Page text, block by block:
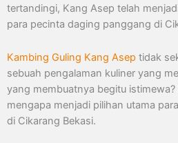
tertandingi, Kang Asep telah
para pecinta daging panggang di
Kambing Guling Kang Asep tidak
sebuah pengalaman kuliner yang
yang membuatnya begitu istimewa?
mengapa menjadi pilihan utama
di Cikarang Bekasi.